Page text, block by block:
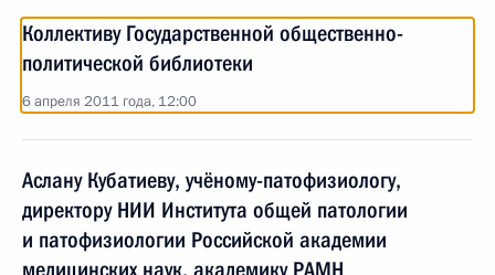
Коллективу Государственной общественно-
политической библиотеки
6 апреля 2011 года, 12:00
Аслану Кубатиеву, учёному-патофизиологу,
директору НИИ Института общей патологии
и патофизиологии Российской академии
медицинских наук, академику РАМН